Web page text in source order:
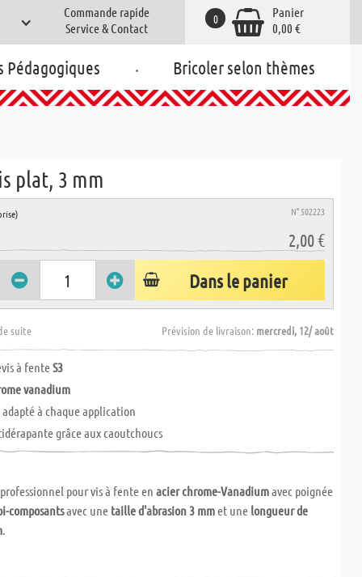
Commande rapide
Service & Contact
Panier
0,00 €
0
Pédagogiques . Bricoler selon thèmes
plat, 3 mm
N° 502223
2,00 €
Dans le panier
suite Prévision de livraison: mercredi, 12/ août
à fenteS3
vanadium
à chaque application
grâce aux caoutchoucs
pour vis à fente enacier chrome-Vanadiumavec poignée
composantsavec une taille d'abrasion 3 mmet une longueur de
.